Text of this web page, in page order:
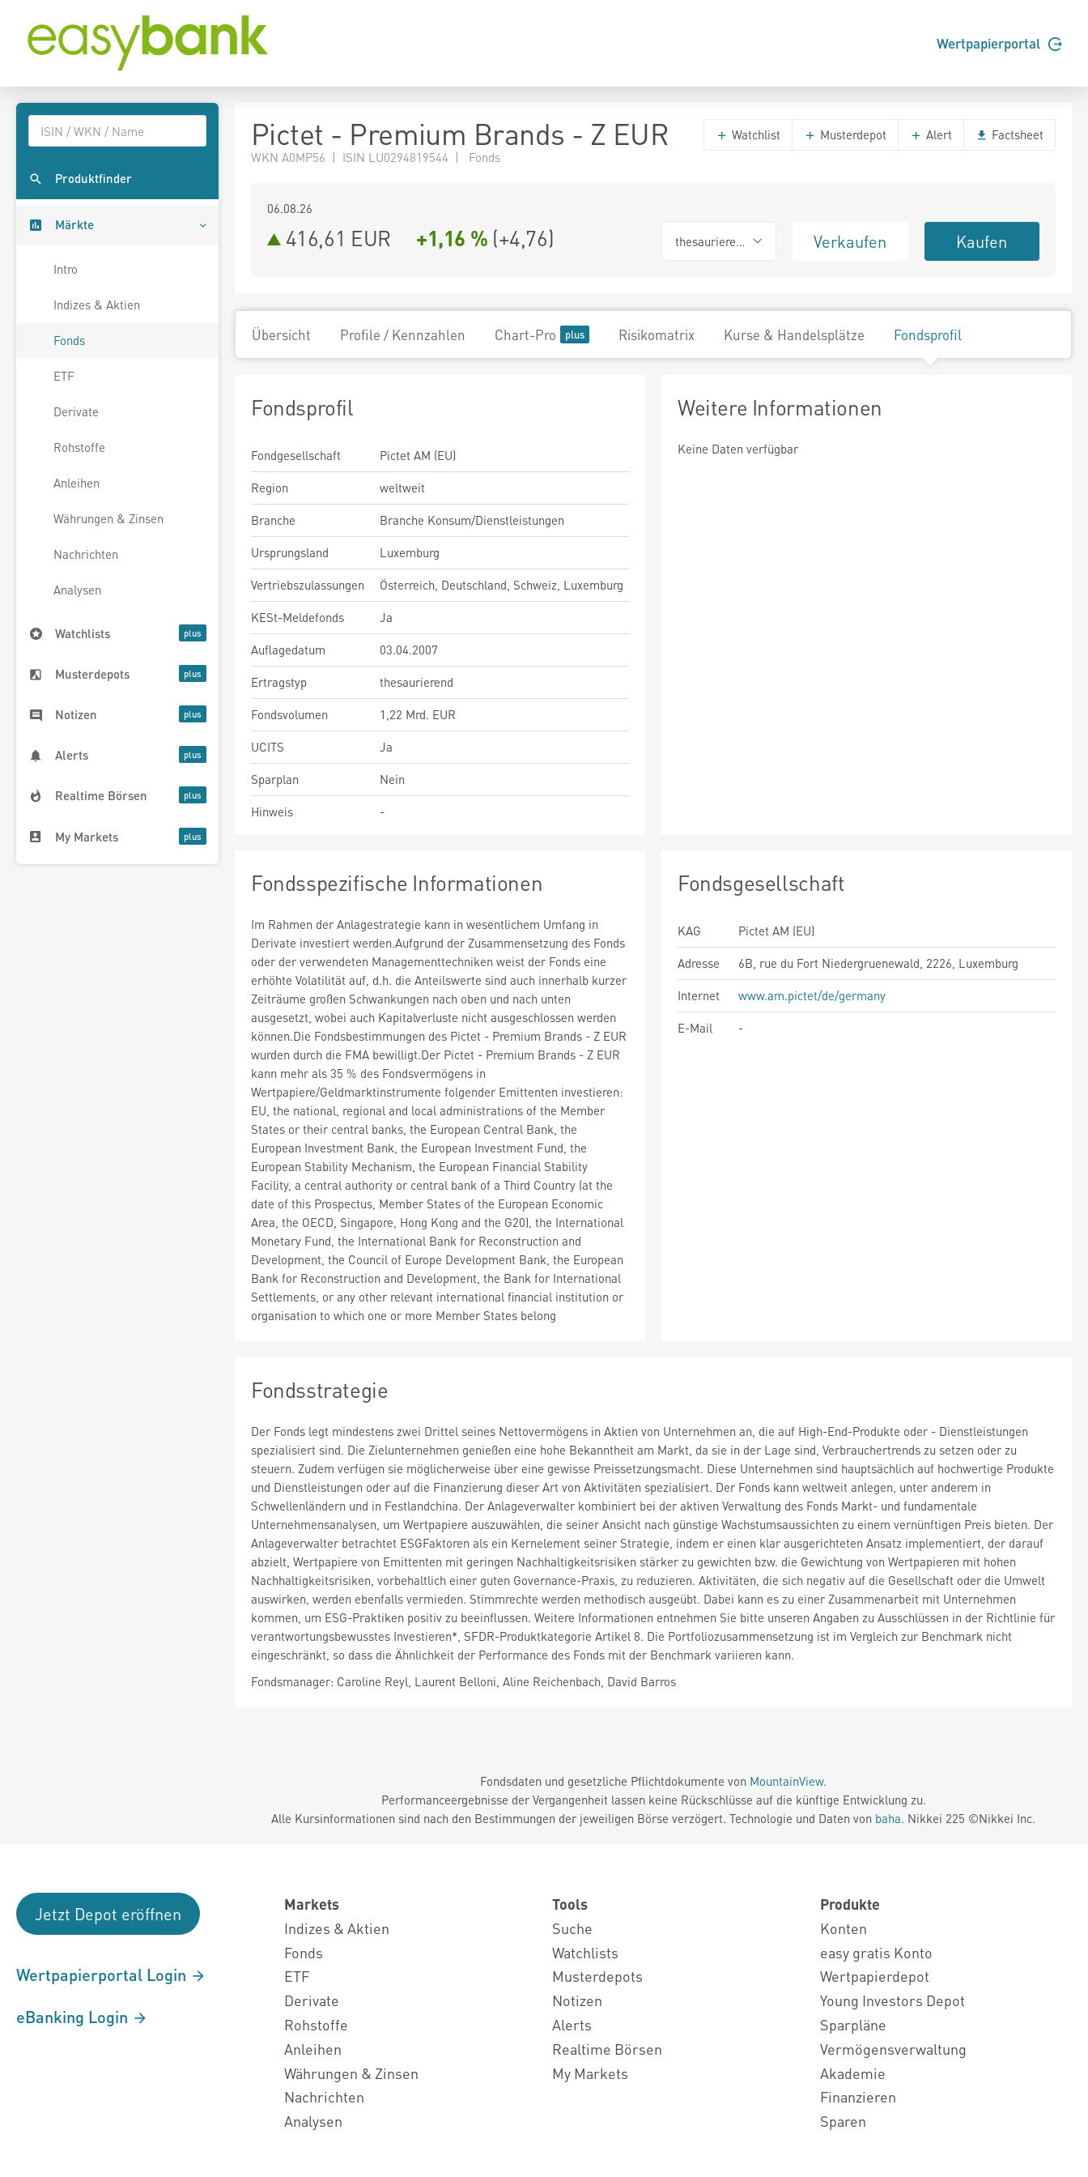
Wertpapierportal
Produktfinder
Märkte
Intro
Indizes & Aktien
Fonds
ETF
Derivate
Rohstoffe
Anleihen
Währungen & Zinsen
Nachrichten
Analysen
Watchlists
Musterdepots
Notizen
Alerts
Realtime Börsen
My Markets
Pictet - Premium Brands - Z EUR
WKN A0MP56 | ISIN LU0294819544 | Fonds
Watchlist Musterdepot Alert Factsheet
06.08.26
416,61 EUR +1,16 % (+4,76) thesaurierend Verkaufen Kaufen
Übersicht Profile / Kennzahlen Chart-Pro Risikomatrix Kurse & Handelsplätze Fondsprofil
Fondsprofil
Fondgesellschaft
Pictet AM (EU)
Region
weltweit
Branche
Branche Konsum/Dienstleistungen
Ursprungsland
Luxemburg
Vertriebszulassungen
Österreich, Deutschland, Schweiz, Luxemburg
KESt-Meldefonds
Ja
Auflagedatum
03.04.2007
Ertragstyp
thesaurierend
Fondsvolumen
1,22 Mrd. EUR
UCITS
Ja
Sparplan
Nein
Hinweis
-
Weitere Informationen
Keine Daten verfügbar
Fondsspezifische Informationen
Im Rahmen der Anlagestrategie kann in wesentlichem Umfang in
Derivate investiert werden.Aufgrund der Zusammensetzung des Fonds
oder der verwendeten Managementtechniken weist der Fonds eine
erhöhte Volatilität auf, d.h. die Anteilswerte sind auch innerhalb kurzer
Zeiträume großen Schwankungen nach oben und nach unten
ausgesetzt, wobei auch Kapitalverluste nicht ausgeschlossen werden
können.Die Fondsbestimmungen des Pictet - Premium Brands - Z EUR
wurden durch die FMA bewilligt.Der Pictet - Premium Brands - Z EUR
kann mehr als 35 % des Fondsvermögens in
Wertpapiere/Geldmarktinstrumente folgender Emittenten investieren:
EU, the national, regional and local administrations of the Member
States or their central banks, the European Central Bank, the
European Investment Bank, the European Investment Fund, the
European Stability Mechanism, the European Financial Stability
Facility, a central authority or central bank of a Third Country (at the
date of this Prospectus, Member States of the European Economic
Area, the OECD, Singapore, Hong Kong and the G20), the International
Monetary Fund, the International Bank for Reconstruction and
Development, the Council of Europe Development Bank, the European
Bank for Reconstruction and Development, the Bank for International
Settlements, or any other relevant international financial institution or
organisation to which one or more Member States belong
Fondsgesellschaft
KAG
Pictet AM (EU)
Adresse
6B, rue du Fort Niedergruenewald, 2226, Luxemburg
Internet
www.am.pictet/de/germany
E-Mail
-
Fondsstrategie
Der Fonds legt mindestens zwei Drittel seines Nettovermögens in Aktien von Unternehmen an, die auf High-End-Produkte oder - Dienstleistungen
spezialisiert sind. Die Zielunternehmen genießen eine hohe Bekanntheit am Markt, da sie in der Lage sind, Verbrauchertrends zu setzen oder zu
steuern. Zudem verfügen sie möglicherweise über eine gewisse Preissetzungsmacht. Diese Unternehmen sind hauptsächlich auf hochwertige Produkte
und Dienstleistungen oder auf die Finanzierung dieser Art von Aktivitäten spezialisiert. Der Fonds kann weltweit anlegen, unter anderem in
Schwellenländern und in Festlandchina. Der Anlageverwalter kombiniert bei der aktiven Verwaltung des Fonds Markt- und fundamentale
Unternehmensanalysen, um Wertpapiere auszuwählen, die seiner Ansicht nach günstige Wachstumsaussichten zu einem vernünftigen Preis bieten. Der
Anlageverwalter betrachtet ESGFaktoren als ein Kernelement seiner Strategie, indem er einen klar ausgerichteten Ansatz implementiert, der darauf
abzielt, Wertpapiere von Emittenten mit geringen Nachhaltigkeitsrisiken stärker zu gewichten bzw. die Gewichtung von Wertpapieren mit hohen
Nachhaltigkeitsrisiken, vorbehaltlich einer guten Governance-Praxis, zu reduzieren. Aktivitäten, die sich negativ auf die Gesellschaft oder die Umwelt
auswirken, werden ebenfalls vermieden. Stimmrechte werden methodisch ausgeübt. Dabei kann es zu einer Zusammenarbeit mit Unternehmen
kommen, um ESG-Praktiken positiv zu beeinflussen. Weitere Informationen entnehmen Sie bitte unseren Angaben zu Ausschlüssen in der Richtlinie für
verantwortungsbewusstes Investieren*, SFDR-Produktkategorie Artikel 8. Die Portfoliozusammensetzung ist im Vergleich zur Benchmark nicht
eingeschränkt, so dass die Ähnlichkeit der Performance des Fonds mit der Benchmark variieren kann.
Fondsmanager: Caroline Reyl, Laurent Belloni, Aline Reichenbach, David Barros
Fondsdaten und gesetzliche Pflichtdokumente von MountainView.
Performanceergebnisse der Vergangenheit lassen keine Rückschlüsse auf die künftige Entwicklung zu.
Alle Kursinformationen sind nach den Bestimmungen der jeweiligen Börse verzögert. Technologie und Daten von baha. Nikkei 225 ©Nikkei Inc.
Jetzt Depot eröffnen
Wertpapierportal Login
eBanking Login
Markets
Indizes & Aktien
Fonds
ETF
Derivate
Rohstoffe
Anleihen
Währungen & Zinsen
Nachrichten
Analysen
Tools
Suche
Watchlists
Musterdepots
Notizen
Alerts
Realtime Börsen
My Markets
Produkte
Konten
easy gratis Konto
Wertpapierdepot
Young Investors Depot
Sparpläne
Vermögensverwaltung
Akademie
Finanzieren
Sparen